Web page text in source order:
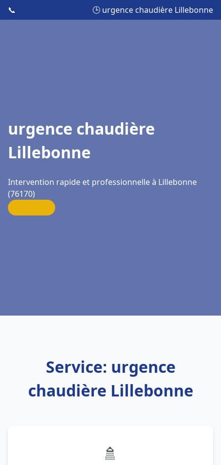
📞 🕒 urgence chaudière Lillebonne
urgence chaudière
Lillebonne
Intervention rapide et professionnelle à Lillebonne
(76170)
Service: urgence
chaudière Lillebonne
🚿